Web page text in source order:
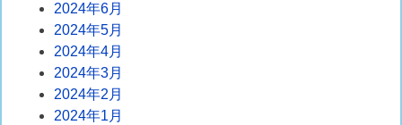
2024年6月
2024年5月
2024年4月
2024年3月
2024年2月
2024年1月